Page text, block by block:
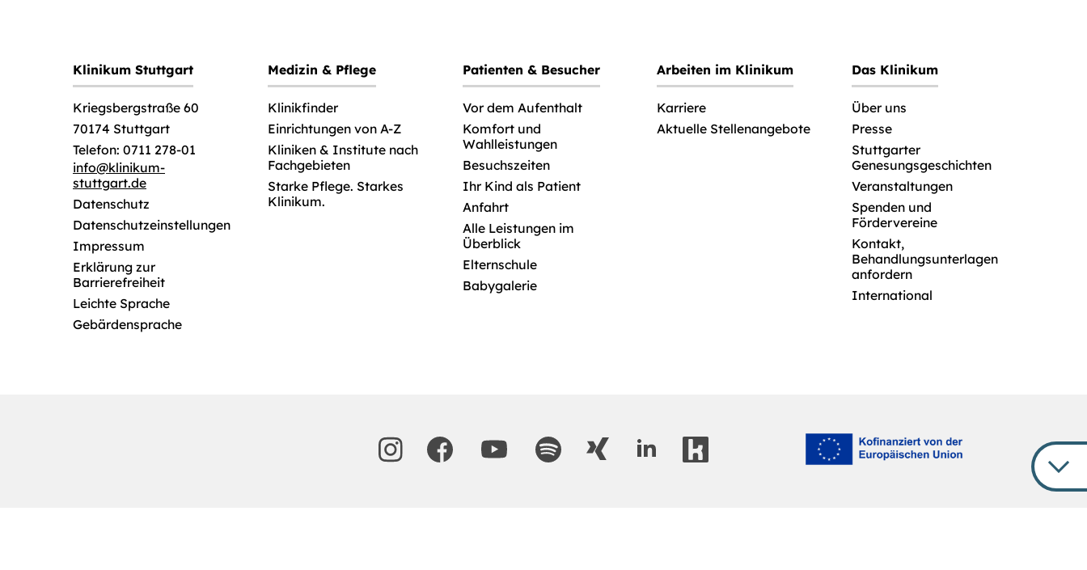
Klinikum Stuttgart
Kriegsbergstraße 60
70174 Stuttgart
Telefon: 0711 278-01
info@klinikum-
stuttgart.de
Datenschutz
Datenschutzeinstellungen
Impressum
Erklärung zur
Barrierefreiheit
Leichte Sprache
Gebärdensprache
Medizin & Pflege
Klinikfinder
Einrichtungen von A-Z
Kliniken & Institute nach
Fachgebieten
Starke Pflege. Starkes
Klinikum.
Patienten & Besucher
Vor dem Aufenthalt
Komfort und
Wahlleistungen
Besuchszeiten
Ihr Kind als Patient
Anfahrt
Alle Leistungen im
Überblick
Elternschule
Babygalerie
Arbeiten im Klinikum
Karriere
Aktuelle Stellenangebote
Das Klinikum
Über uns
Presse
Stuttgarter
Genesungsgeschichten
Veranstaltungen
Spenden und
Fördervereine
Kontakt,
Behandlungsunterlagen
anfordern
International